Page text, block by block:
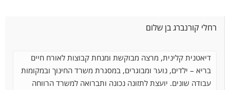
רחלי קורנברג בן שלום
דיאטנית קלינית, מרצה מבוקשת ומנחת קבוצות לאורח חיים
בריא – ילדים, נוער ומבוגרים, במסגרת משרד החינוך ובמקומות
עבודה שונים. יועצת לתזונה נכונה ותברואה למשרד הרווחה